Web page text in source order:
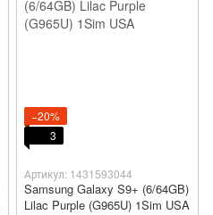
−20%
3
Артикул: 1431593044
Samsung Galaxy S9+ (6/64GB)
Lilac Purple (G965U) 1Sim USA